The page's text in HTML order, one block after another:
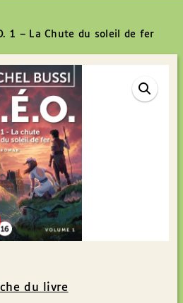
1 – La Chute du soleil de fer
du livre